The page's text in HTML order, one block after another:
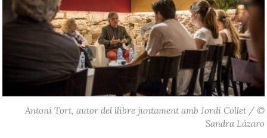
Antoni Tort, autor del llibre juntament amb Jordi Collet / ©
Sandra Lázaro